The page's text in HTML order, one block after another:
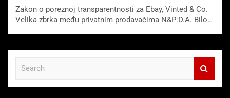
Zakon o poreznoj transparentnosti za Ebay, Vinted & Co.
Velika zbrka među privatnim prodavačima N&P:D.A. Bilo…